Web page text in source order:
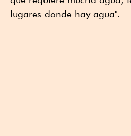
lugares donde hay agua".